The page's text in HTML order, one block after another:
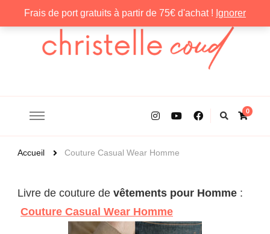
Frais de port gratuits à partir de 75€ d'achat ! Ignorer
0
Accueil Couture Casual Wear Homme
Livre de couture de vêtements pour Homme :
Couture Casual Wear Homme